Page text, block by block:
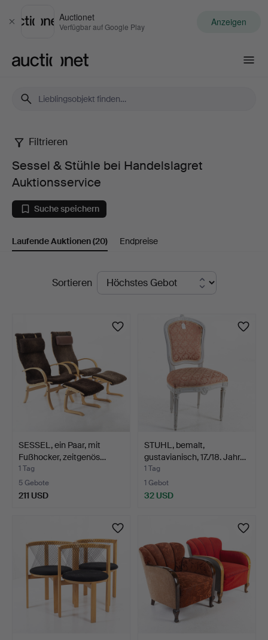
Schließen
Auctionet
Verfügbar auf Google Play Anzeigen
Sessel
Stühle
bei
Auktionsservice
Filtrieren
Sessel & Stühle bei Handelslagret
Auktionsservice
Suche speichern
Laufende Auktionen(20) Endpreise
LaufendeSortieren
SESSEL, ein Paar, mit
Fußhocker, zeitgenös…
1 Tag
5 Gebote
211 USD
STUHL, bemalt,
gustavianisch, 17./18. Jahr…
1 Tag
1 Gebot
32 USD